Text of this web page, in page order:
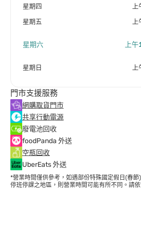
星期四
星期五
星期六 上
星期日
門市支援服務
網購取貨門市
共享行動電源
廢電池回收
foodPanda 外送
空瓶回收
UberEats 外送
*營業時間僅供參考，如遇部份特殊國定假日(春
停班停課之地區，則營業時間可能有所不同。請